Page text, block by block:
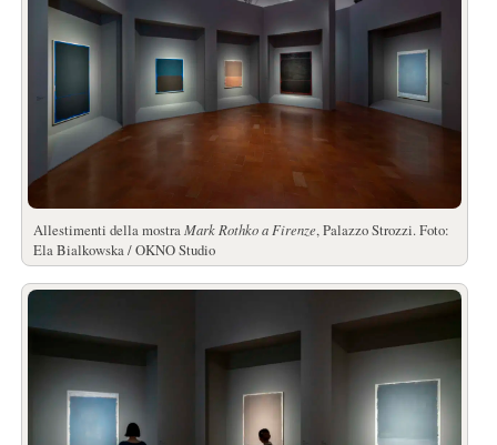
Allestimenti della mostraMark Rothko a Firenze, Palazzo Strozzi. Foto:
Ela Bialkowska / OKNO Studio